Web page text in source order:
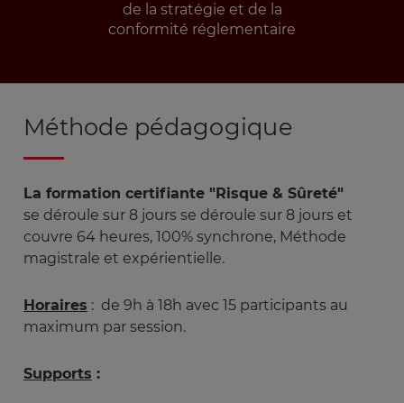
de la stratégie et de la
conformité réglementaire
Méthode pédagogique
La formation certifiante "Risque & Sûreté"
se déroule sur 8 jours se déroule sur 8 jours et
couvre 64 heures, 100% synchrone, Méthode
magistrale et expérientielle.
Horaires : de 9h à 18h avec 15 participants au
maximum par session.
Supports :